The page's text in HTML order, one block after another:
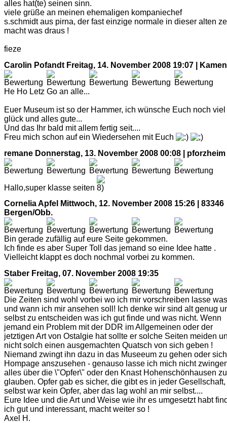
alles hat(te) seinen sinn.
viele grüße an meinen ehemaligen kompaniechef
s.schmidt aus pirna, der fast einzige normale in dieser alten
macht was draus !
fieze
Carolin Pofandt Freitag, 14. November 2008 19:07 |
He Ho Letz Go an alle...
Euer Museum ist so der Hammer, ich wünsche Euch noch viel
glück und alles gute...
Und das Ihr bald mit allem fertig seit....
Freu mich schon auf ein Wiedersehen mit Euch
remane Donnerstag, 13. November 2008 00:08 | pforzheim
Hallo,super klasse seiten
Cornelia Apfel
Mittwoch, 12. November 2008 15:26 | 83346
Bergen/Obb.
Bin gerade zufällig auf eure Seite gekommen.
Ich finde es aber Super Toll das jemand so eine Idee hatte .
Vielleicht klappt es doch nochmal vorbei zu kommen.
Staber Freitag, 07. November 2008 19:35
Die Zeiten sind wohl vorbei wo ich mir vorschreiben lasse was
und wann ich mir ansehen soll! Ich denke wir sind alt genug
selbst zu entscheiden was ich gut finde und was nicht. Wenn
jemand ein Problem mit der DDR im Allgemeinen oder der
jetztigen Art von Ostalgie hat sollte er solche Seiten meiden
nicht solch einen ausgemachten Quatsch von sich geben !
Niemand zwingt ihn dazu in das Museeum zu gehen oder
Hompage anszusehen - genauso lasse ich mich nicht
alles über die \"Opfer\" oder den Knast Hohenschönhausen zu
glauben. Opfer gab es sicher, die gibt es in jeder
selbst war kein Opfer, aber das lag wohl an mir selbst....
Eure Idee und die Art und Weise wie ihr es umgesetzt habt
ich gut und interessant, macht weiter so !
Axel H.